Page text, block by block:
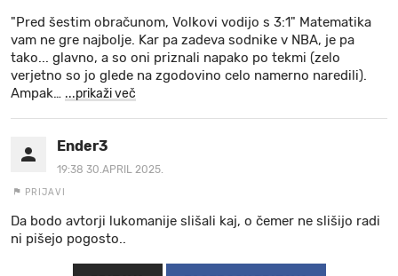
"Pred šestim obračunom, Volkovi vodijo s 3:1" Matematika
vam ne gre najbolje. Kar pa zadeva sodnike v NBA, je pa
tako... glavno, a so oni priznali napako po tekmi (zelo
verjetno so jo glede na zgodovino celo namerno naredili).
Ampak… ...prikaži več
Ender3
19:38 30.APRIL 2025.
PRIJAVI
Da bodo avtorji lukomanije slišali kaj, o čemer ne slišijo radi
ni pišejo pogosto..